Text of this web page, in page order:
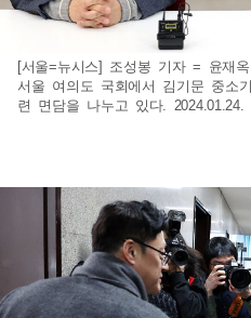
[서울=뉴시스] 조성봉 기자 = 윤재
서울 여의도 국회에서 김기문 중소
련 면담을 나누고 있다. 2024.01.24.